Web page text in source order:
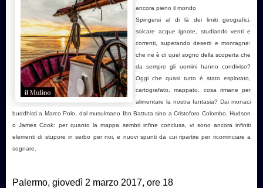
ancora pieno il mondo
Spingersi al di là dei limiti geografici,
solcare acque ignote, studiando venti e
correnti, superando deserti e montagne:
che ne è di quel sogno della scoperta che
da sempre gli uomini hanno condiviso?
Oggi che quasi tutto è stato esplorato,
cartografato, mappato, cosa rimane per
alimentare la nostra fantasia? Dai monaci
buddhisti a Marco Polo, dal musulmano Ibn Battuta sino a Cristoforo Colombo, Hudson
o James Cook: per quanto la mappa sembri infine conclusa, vi sono ancora infiniti
elementi di stupore in serbo per noi, e nuovi spunti da cui ripartire per ricominciare a
sognare.
Palermo, giovedì 2 marzo 2017, ore 18